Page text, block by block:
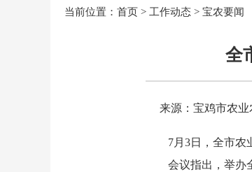
当前位置： 首页 > 工作动态 > 宝农要闻
全
来源：宝鸡市农业
7月3日，全市农
会议指出，举办